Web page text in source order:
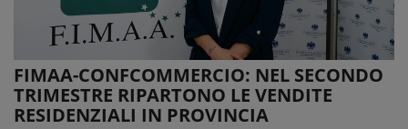
FIMAA-CONFCOMMERCIO: NEL SECONDO
TRIMESTRE RIPARTONO LE VENDITE
RESIDENZIALI IN PROVINCIA